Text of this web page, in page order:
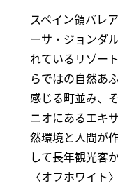
スペイン領バレ
ーサ・ジョンダ
れているリゾー
らではの自然あ
感じる町並み、
ニオにあるエキ
然環境と人間が
して長年観光客
〈オフホワイト